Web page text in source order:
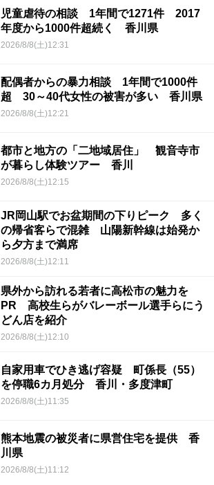
児童虐待の相談 1年間で1271件 2017
年度から1000件超続く 香川県
2026/8/8(土)12:31
配偶者からの暴力相談 1年間で1000件
超 30～40代女性の被害が多い 香川県
2026/8/8(土)12:21
都市と地方の「二地域居住」 観音寺市
が暮らし体験ツアー 香川
2026/8/8(土)12:15
JR岡山駅でお盆期間の下りピーク 多く
の帰省客らで混雑 山陽新幹線は始発か
ら夕方まで満席
2026/8/8(土)12:11
県外から訪れる若者に高松市の魅力を
PR 高校生らがバレーボール選手らにう
どん店を紹介
2026/8/8(土)12:10
自家用車でひき逃げ容疑 町係長（55）
を停職6カ月処分 香川・多度津町
2026/8/8(土)11:35
熊本地震の被災者に県営住宅を提供 香
川県
2026/8/8(土)11:12